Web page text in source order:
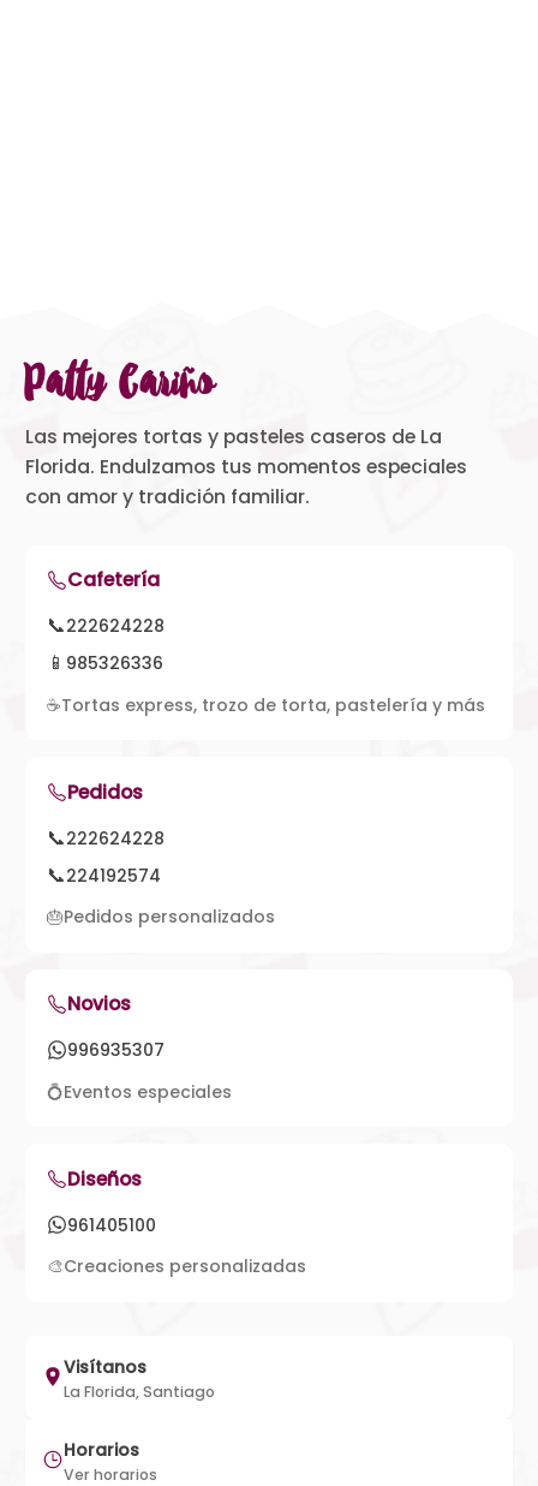
Patty Cariño
Las mejores tortas y pasteles caseros de La
Florida. Endulzamos tus momentos especiales
con amor y tradición familiar.
Cafetería
📞222624228
📱 985326336
☕Tortas express, trozo de torta, pastelería y más
Pedidos
📞222624228
📞224192574
🎂Pedidos personalizados
Novios
996935307
💍Eventos especiales
Diseños
961405100
🎨Creaciones personalizadas
Visítanos
La Florida, Santiago
Horarios
Ver horarios